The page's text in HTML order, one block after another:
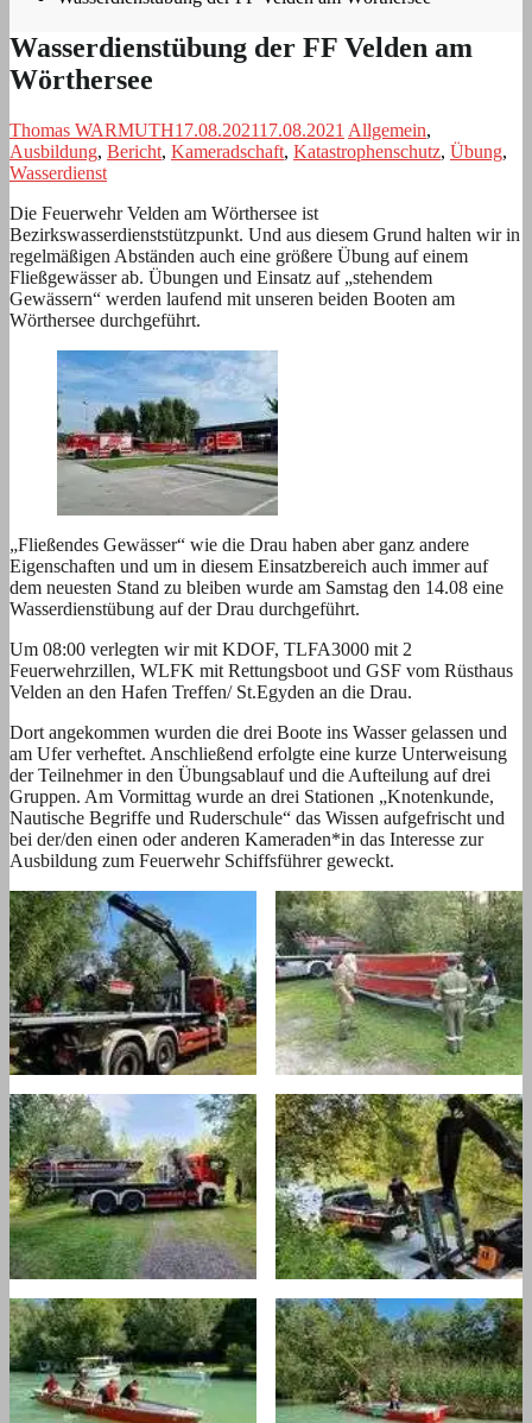
Wasserdienstübung der FF Velden am
Wörthersee
Thomas WARMUTH17.08.202117.08.2021 Allgemein,
Ausbildung, Bericht, Kameradschaft, Katastrophenschutz, Übung,
Wasserdienst
Die Feuerwehr Velden am Wörthersee ist
Bezirkswasserdienststützpunkt. Und aus diesem Grund halten wir in
regelmäßigen Abständen auch eine größere Übung auf einem
Fließgewässer ab. Übungen und Einsatz auf „stehendem
Gewässern“ werden laufend mit unseren beiden Booten am
Wörthersee durchgeführt.
„Fließendes Gewässer“ wie die Drau haben aber ganz andere
Eigenschaften und um in diesem Einsatzbereich auch immer auf
dem neuesten Stand zu bleiben wurde am Samstag den 14.08 eine
Wasserdienstübung auf der Drau durchgeführt.
Um 08:00 verlegten wir mit KDOF, TLFA3000 mit 2
Feuerwehrzillen, WLFK mit Rettungsboot und GSF vom Rüsthaus
Velden an den Hafen Treffen/ St.Egyden an die Drau.
Dort angekommen wurden die drei Boote ins Wasser gelassen und
am Ufer verheftet. Anschließend erfolgte eine kurze Unterweisung
der Teilnehmer in den Übungsablauf und die Aufteilung auf drei
Gruppen. Am Vormittag wurde an drei Stationen „Knotenkunde,
Nautische Begriffe und Ruderschule“ das Wissen aufgefrischt und
bei der/den einen oder anderen Kameraden*in das Interesse zur
Ausbildung zum Feuerwehr Schiffsführer geweckt.